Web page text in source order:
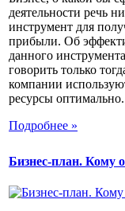
деятельности речь
инструмент для
прибыли. Об
данного
говорить только
компании
ресурсы
Подробнее »
Бизнес-план. Кому